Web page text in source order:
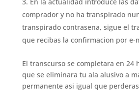
comprador y no ha transpirado
transpirado contrasena, sigue el
que recibas la confirmacion por e-
El transcurso se completara en 24
que se eliminara tu ala alusivo a
permanente asi­ igual que